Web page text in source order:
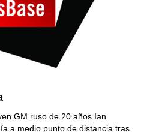
GM ruso de 20 años Ian
a medio punto de distancia tras